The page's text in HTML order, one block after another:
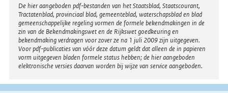
Disclaimer
De hier aangeboden pdf-bestanden van het Staatsblad, Staatscourant,
Tractatenblad, provinciaal blad, gemeenteblad, waterschapsblad en blad
gemeenschappelijke regeling vormen de formele bekendmakingen in de
zin van de Bekendmakingswet en de Rijkswet goedkeuring en
bekendmaking verdragen voor zover ze na 1 juli 2009 zijn uitgegeven.
Voor pdf-publicaties van vóór deze datum geldt dat alleen de in papieren
vorm uitgegeven bladen formele status hebben; de hier aangeboden
elektronische versies daarvan worden bij wijze van service aangeboden.